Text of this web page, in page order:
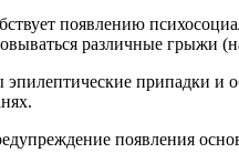
появлению
различные грыжи
припадки и
появления